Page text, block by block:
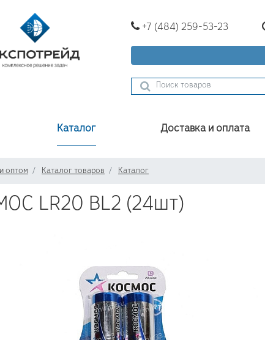
+7 (484) 259-53-23
Каталог Доставка и оплата
оптом Каталог товаров Каталог
LR20 BL2 (24шт)